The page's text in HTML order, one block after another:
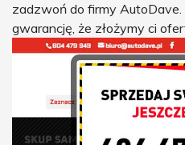
zadzwoń do firmy
gwarancję, że złożymy ci